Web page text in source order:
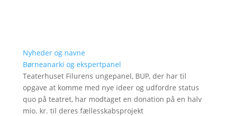
Nyheder og navne
Børneanarki og ekspertpanel
Teaterhuset Filurens ungepanel, BUP, der har til
opgave at komme med nye ideer og udfordre status
quo på teatret, har modtaget en donation på en halv
mio. kr. til deres fællesskabsprojekt